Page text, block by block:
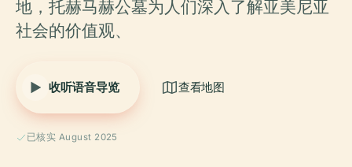
地，托赫马赫公墓为人们深入了解亚美尼亚
社会的价值观、
收听语音导览 查看地图
已核实 August 2025